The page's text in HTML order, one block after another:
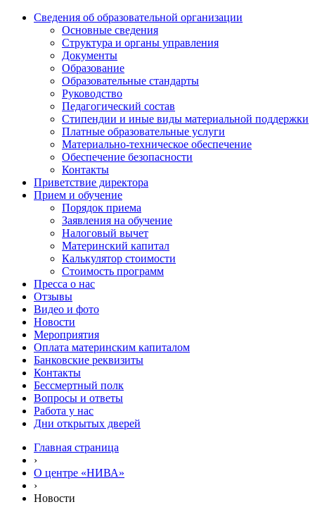
Сведения об образовательной организации
Основные сведения
Структура и органы управления
Документы
Образование
Образовательные стандарты
Руководство
Педагогический состав
Стипендии и иные виды материальной поддержки
Платные образовательные услуги
Материально-техническое обеспечение
Обеспечение безопасности
Контакты
Приветствие директора
Прием и обучение
Порядок приема
Заявления на обучение
Налоговый вычет
Материнский капитал
Калькулятор стоимости
Стоимость программ
Пресса о нас
Отзывы
Видео и фото
Новости
Мероприятия
Оплата материнским капиталом
Банковские реквизиты
Контакты
Бессмертный полк
Вопросы и ответы
Работа у нас
Дни открытых дверей
Главная страница
›
О центре «НИВА»
›
Новости